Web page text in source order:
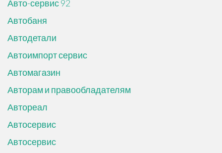
Авто-сервис 92
Автобаня
Автодетали
Автоимпорт сервис
Автомагазин
Авторам и правообладателям
Автореал
Автосервис
Автосервис